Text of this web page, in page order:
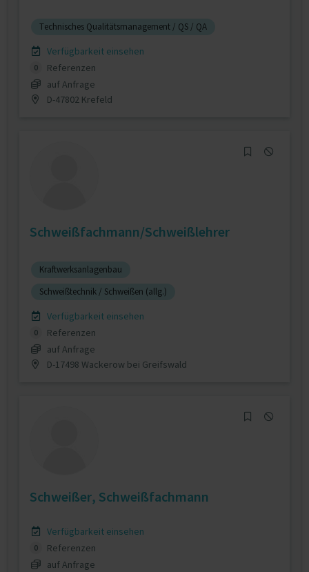
Technisches Qualitätsmanagement / QS / QA
Verfügbarkeit einsehen
0
Referenzen
auf Anfrage
D-47802 Krefeld
Schweißfachmann/Schweißlehrer
Kraftwerksanlagenbau
Schweißtechnik / Schweißen (allg.)
Verfügbarkeit einsehen
0
Referenzen
auf Anfrage
D-17498 Wackerow bei Greifswald
Schweißer, Schweißfachmann
Verfügbarkeit einsehen
0
Referenzen
auf Anfrage